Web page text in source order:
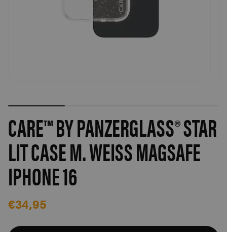
CARE™ BY PANZERGLASS® STAR
LIT CASE M. WEISS MAGSAFE I
PHONE 16
€34,95